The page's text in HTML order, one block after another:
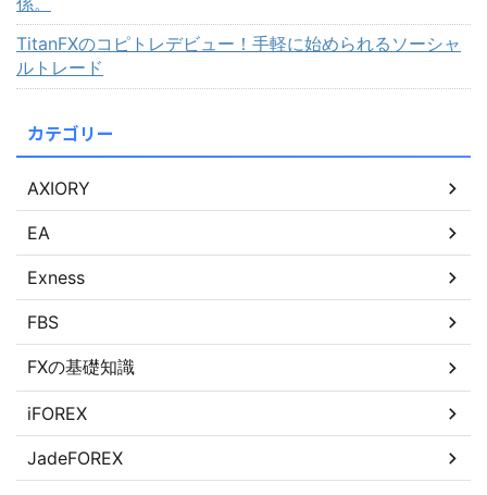
TitanFXのコピトレデビュー！手軽に始められるソーシャ
ルトレード
カテゴリー
AXIORY
EA
Exness
FBS
FXの基礎知識
iFOREX
JadeFOREX